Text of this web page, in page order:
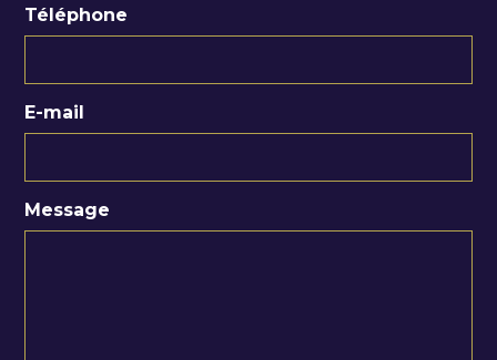
Téléphone
E-mail
Message